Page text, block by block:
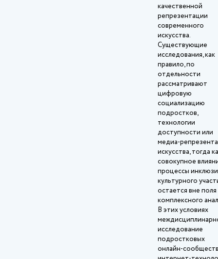
качественной
репрезентации
современного
искусства.
Существующие
исследования, как
правило, по
отдельности
рассматривают
цифровую
социализацию
подростков,
технологии
доступности или
искусства, тогда
совокупное
процессы
культурного
остается вне поля
комплексного
В этих условиях
исследование
подростковых